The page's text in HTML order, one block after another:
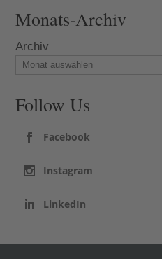
Monats-Archiv
Archiv
Follow Us
Facebook
Instagram
LinkedIn